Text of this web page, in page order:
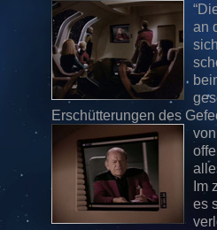
an
Erschütterungen des
Im
es